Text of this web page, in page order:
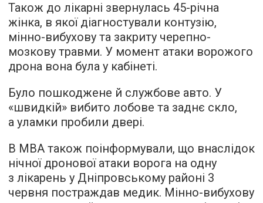
Також до лікарні звернулась 45-річна
жінка, в якої діагностували контузію,
мінно-вибухову та закриту черепно-
мозкову травми. У момент атаки ворожого
дрона вона була у кабінеті.
Було пошкоджене й службове авто. У
«швидкій» вибито лобове та заднє скло,
а уламки пробили двері.
В МВА також поінформували, що внаслідок
нічної дронової атаки ворога на одну
з лікарень у Дніпровському районі 3
червня постраждав медик. Мінно-вибухову